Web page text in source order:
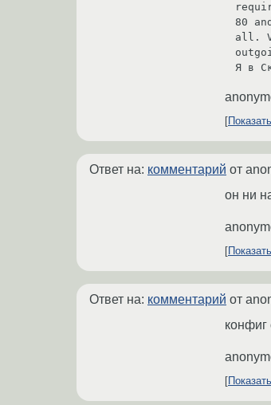
80
all.
Я в
Ответ на: комментарий от
он ни
Ответ на: комментарий от
конфиг